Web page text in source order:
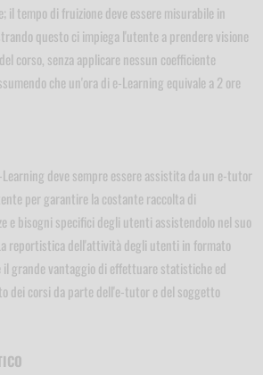
il tempo di fruizione deve essere misurabile in
questo ci impiega l'utente a prendere visione
corso, senza applicare nessun coefficiente
che un'ora di e-Learning equivale a 2 ore
deve sempre essere assistita da un e-tutor
per garantire la costante raccolta di
e bisogni specifici degli utenti assistendolo nel suo
reportistica dell'attività degli utenti in formato
grande vantaggio di effettuare statistiche ed
dei corsi da parte dell'e-tutor e del soggetto